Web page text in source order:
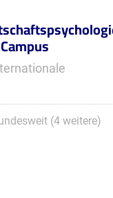
(4 weitere)